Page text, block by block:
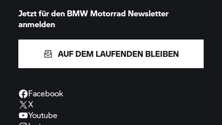
Jetzt für den BMW Motorrad Newsletter
anmelden
AUF DEM LAUFENDEN BLEIBEN
Facebook
X
Youtube